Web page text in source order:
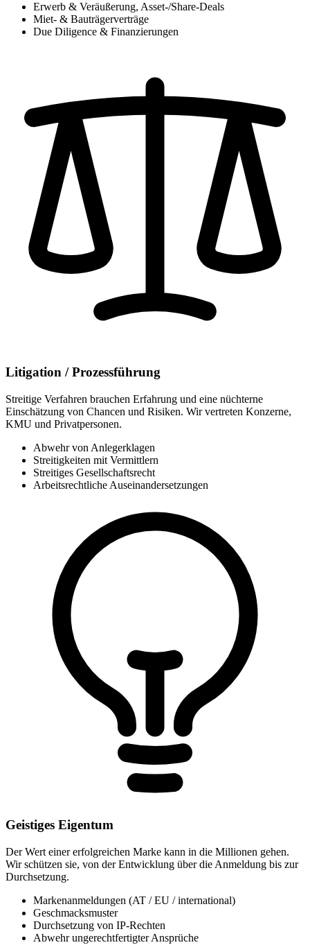
Erwerb & Veräußerung, Asset-/Share-Deals
Miet- & Bauträgerverträge
Due Diligence & Finanzierungen
Litigation / Prozessführung
Streitige Verfahren brauchen Erfahrung und eine nüchterne
Einschätzung von Chancen und Risiken. Wir vertreten Konzerne,
KMU und Privatpersonen.
Abwehr von Anlegerklagen
Streitigkeiten mit Vermittlern
Streitiges Gesellschaftsrecht
Arbeitsrechtliche Auseinandersetzungen
Geistiges Eigentum
Der Wert einer erfolgreichen Marke kann in die Millionen gehen.
Wir schützen sie, von der Entwicklung über die Anmeldung bis zur
Durchsetzung.
Markenanmeldungen (AT / EU / international)
Geschmacksmuster
Durchsetzung von IP-Rechten
Abwehr ungerechtfertigter Ansprüche